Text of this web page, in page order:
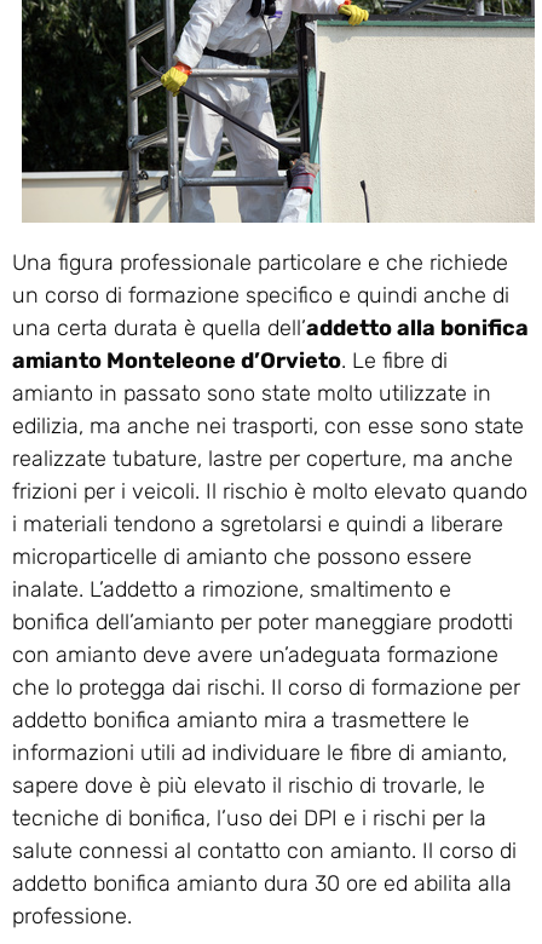
Una figura professionale particolare e che richiede
un corso di formazione specifico e quindi anche di
una certa durata è quella dell’addetto alla bonifica
amianto Monteleone d’Orvieto. Le fibre di
amianto in passato sono state molto utilizzate in
edilizia, ma anche nei trasporti, con esse sono state
realizzate tubature, lastre per coperture, ma anche
frizioni per i veicoli. Il rischio è molto elevato quando
i materiali tendono a sgretolarsi e quindi a liberare
microparticelle di amianto che possono essere
inalate. L’addetto a rimozione, smaltimento e
bonifica dell’amianto per poter maneggiare prodotti
con amianto deve avere un’adeguata formazione
che lo protegga dai rischi. Il corso di formazione per
addetto bonifica amianto mira a trasmettere le
informazioni utili ad individuare le fibre di amianto,
sapere dove è più elevato il rischio di trovarle, le
tecniche di bonifica, l’uso dei DPI e i rischi per la
salute connessi al contatto con amianto. Il corso di
addetto bonifica amianto dura 30 ore ed abilita alla
professione.